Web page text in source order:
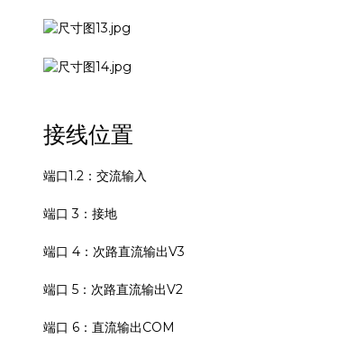
接线位置
端口1.2：交流输入
端口 3：接地
端口 4：次路直流输出V3
端口 5：次路直流输出V2
端口 6：直流输出COM